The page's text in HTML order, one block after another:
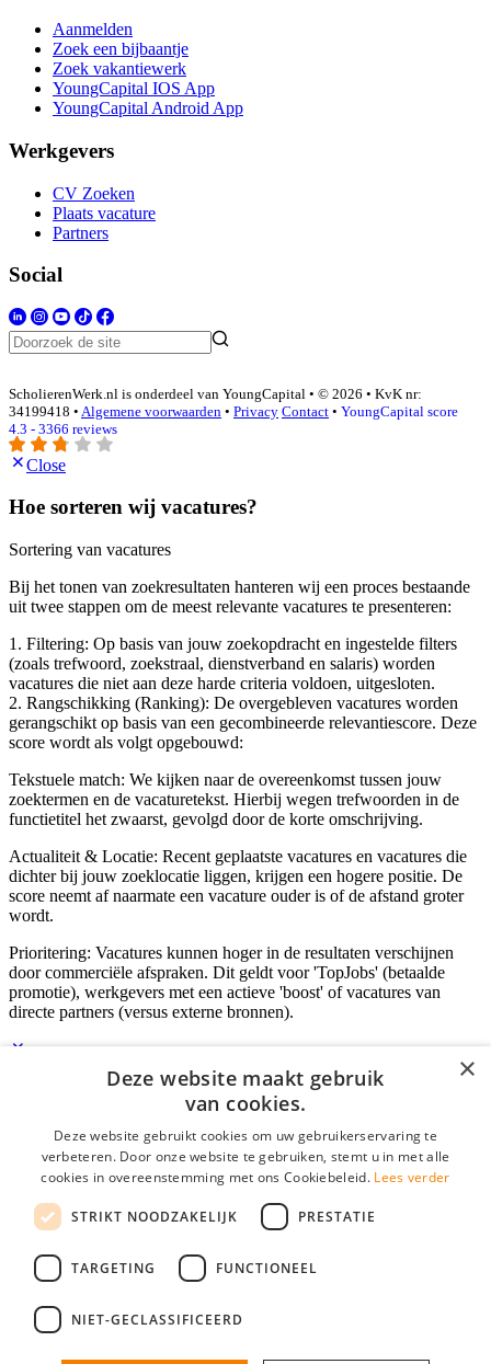
Aanmelden
Zoek een bijbaantje
Zoek vakantiewerk
YoungCapital IOS App
YoungCapital Android App
Werkgevers
CV Zoeken
Plaats vacature
Partners
Social
ScholierenWerk.nl is onderdeel van YoungCapital • © 2026 • KvK nr:
34199418 • Algemene voorwaarden • Privacy Contact • YoungCapital score
4.3 - 3366 reviews
Close
Hoe sorteren wij vacatures?
Sortering van vacatures
Bij het tonen van zoekresultaten hanteren wij een proces bestaande
uit twee stappen om de meest relevante vacatures te presenteren:
1. Filtering: Op basis van jouw zoekopdracht en ingestelde filters
(zoals trefwoord, zoekstraal, dienstverband en salaris) worden
vacatures die niet aan deze harde criteria voldoen, uitgesloten.
2. Rangschikking (Ranking): De overgebleven vacatures worden
gerangschikt op basis van een gecombineerde relevantiescore. Deze
score wordt als volgt opgebouwd:
Tekstuele match: We kijken naar de overeenkomst tussen jouw
zoektermen en de vacaturetekst. Hierbij wegen trefwoorden in de
functietitel het zwaarst, gevolgd door de korte omschrijving.
Actualiteit & Locatie: Recent geplaatste vacatures en vacatures die
dichter bij jouw zoeklocatie liggen, krijgen een hogere positie. De
score neemt af naarmate een vacature ouder is of de afstand groter
wordt.
Prioritering: Vacatures kunnen hoger in de resultaten verschijnen
door commerciële afspraken. Dit geldt voor 'TopJobs' (betaalde
promotie), werkgevers met een actieve 'boost' of vacatures van
directe partners (versus externe bronnen).
Inloggen als bedrijf
E-mail*
Wachtwoord
login gegevens onthouden
login
Bedrijf aanmelden
×
Deze website maakt gebruik
van cookies.
Deze website gebruikt cookies om uw gebruikerservaring te
verbeteren. Door onze website te gebruiken, stemt u in met alle
cookies in overeenstemming met ons Cookiebeleid. Lees verder
STRIKT NOODZAKELIJK PRESTATIE
TARGETING FUNCTIONEEL
NIET-GECLASSIFICEERD